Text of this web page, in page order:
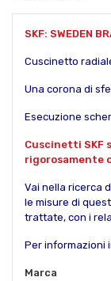
SKF: SWEDEN
Cuscinetto
Una corona di
Esecuzione
Cuscinetti SKF
rigorosamente
Vai nella ricerca
le misure di
trattate, con i
Per informazioni
Marca